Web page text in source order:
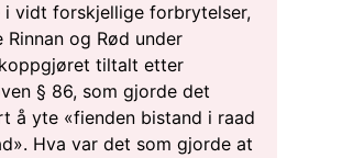
i vidt forskjellige forbrytelser,
Rinnan og Rød under
tiltalt etter
§ 86, som gjorde det
å yte «fienden bistand i raad
Hva var det som gjorde at